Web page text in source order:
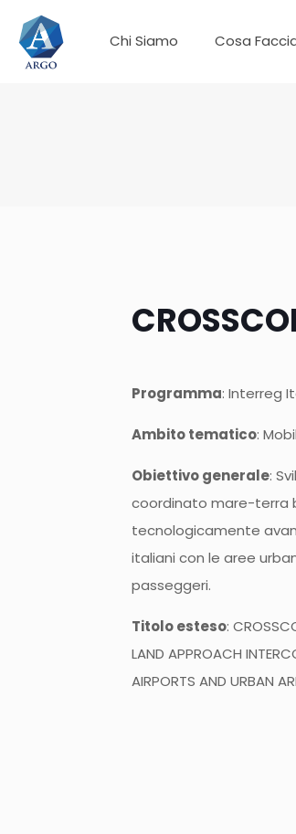
Chi Siamo Cosa
Programma: Interreg
Ambito tematico:
Obiettivo generale:
coordinato mare-terra
tecnologicamente
italiani con le aree
passeggeri.
Titolo esteso:
LAND APPROACH
AIRPORTS AND URBAN